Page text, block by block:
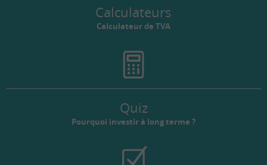
Calculateurs
Calculateur de TVA
Quiz
Pourquoi investir à long terme ?